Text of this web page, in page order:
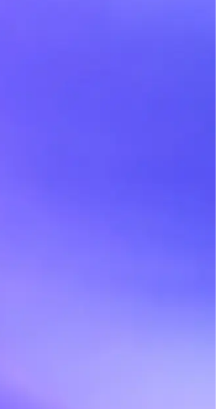
的聊天/補全端點，並
）。 - SDK：使用平
台提供
用：若名稱出現在
式碼能力（從
規範